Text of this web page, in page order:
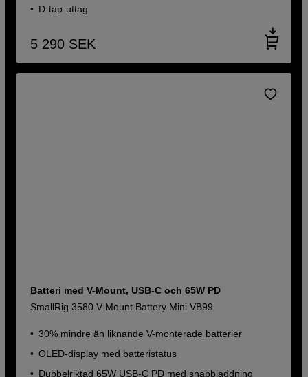
D-tap-uttag
5 290 SEK
Batteri med V-Mount, USB-C och 65W PD
SmallRig 3580 V-Mount Battery Mini VB99
30% mindre än liknande V-monterade batterier
OLED-display med batteristatus
Dubbelriktad 65W USB-C PD med snabbladdning